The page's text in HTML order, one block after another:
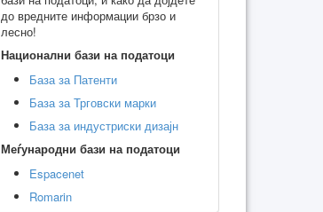
до вредните информации брзо и
лесно!
Национални бази на податоци
База за Патенти
База за Трговски марки
База за индустриски дизајн
Меѓународни бази на податоци
Espacenet
Romarin